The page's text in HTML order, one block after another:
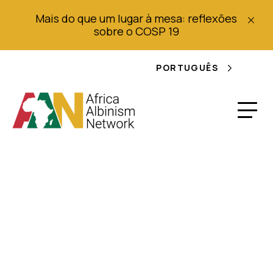
Mais do que um lugar à mesa: reflexões
sobre o COSP 19
PORTUGUÊS